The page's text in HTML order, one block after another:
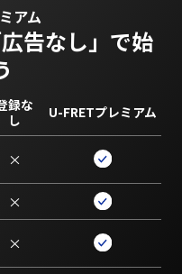
アム
広告なし」で始
録な
し
U-FRETプレミアム
×
×
×